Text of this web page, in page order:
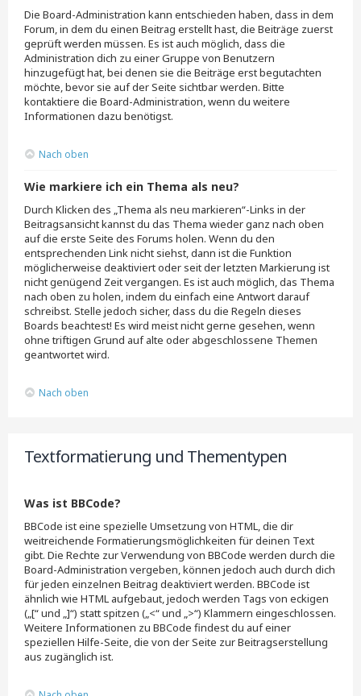
Die Board-Administration kann entschieden haben, dass in dem
Forum, in dem du einen Beitrag erstellt hast, die Beiträge zuerst
geprüft werden müssen. Es ist auch möglich, dass die
Administration dich zu einer Gruppe von Benutzern
hinzugefügt hat, bei denen sie die Beiträge erst begutachten
möchte, bevor sie auf der Seite sichtbar werden. Bitte
kontaktiere die Board-Administration, wenn du weitere
Informationen dazu benötigst.
Nach oben
Wie markiere ich ein Thema als neu?
Durch Klicken des „Thema als neu markieren“-Links in der
Beitragsansicht kannst du das Thema wieder ganz nach oben
auf die erste Seite des Forums holen. Wenn du den
entsprechenden Link nicht siehst, dann ist die Funktion
möglicherweise deaktiviert oder seit der letzten Markierung ist
nicht genügend Zeit vergangen. Es ist auch möglich, das Thema
nach oben zu holen, indem du einfach eine Antwort darauf
schreibst. Stelle jedoch sicher, dass du die Regeln dieses
Boards beachtest! Es wird meist nicht gerne gesehen, wenn
ohne triftigen Grund auf alte oder abgeschlossene Themen
geantwortet wird.
Nach oben
Textformatierung und Thementypen
Was ist BBCode?
BBCode ist eine spezielle Umsetzung von HTML, die dir
weitreichende Formatierungsmöglichkeiten für deinen Text
gibt. Die Rechte zur Verwendung von BBCode werden durch die
Board-Administration vergeben, können jedoch auch durch dich
für jeden einzelnen Beitrag deaktiviert werden. BBCode ist
ähnlich wie HTML aufgebaut, jedoch werden Tags von eckigen
(„[“ und „]“) statt spitzen („<“ und „>“) Klammern eingeschlossen.
Weitere Informationen zu BBCode findest du auf einer
speziellen Hilfe-Seite, die von der Seite zur Beitragserstellung
aus zugänglich ist.